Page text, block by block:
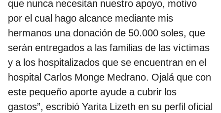
que nunca necesitan nuestro apoyo, motivo
por el cual hago alcance mediante mis
hermanos una donación de 50.000 soles, que
serán entregados a las familias de las víctimas
y a los hospitalizados que se encuentran en el
hospital Carlos Monge Medrano. Ojalá que con
este pequeño aporte ayude a cubrir los
gastos”, escribió Yarita Lizeth en su perfil oficial